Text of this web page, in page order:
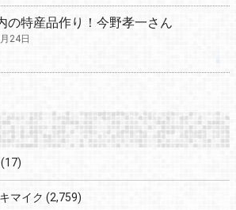
の特産品作り！今野孝一さん
24日
(17)
マイク (2,759)